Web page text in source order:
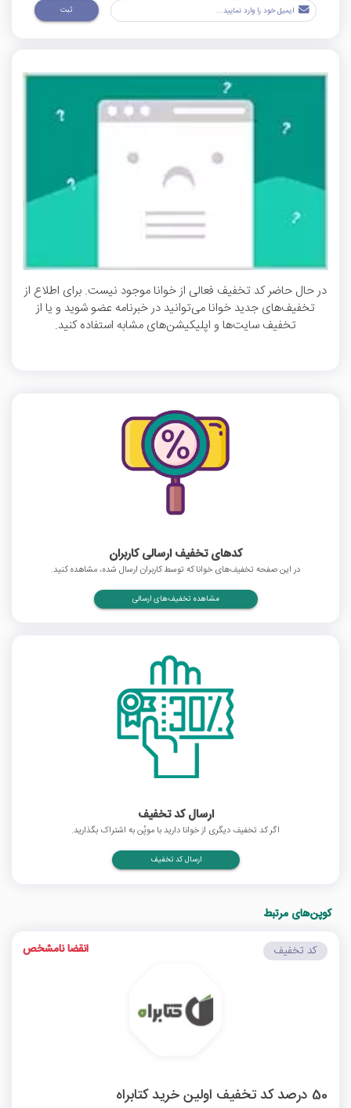
ثبت
در حال حاضر کد تخفیف فعالی از خوانا موجود نیست. برای اطلاع از
تخفیف‌های جدید خوانا می‌توانید در خبرنامه عضو شوید و یا از
تخفیف سایت‌ها و اپلیکیشن‌های مشابه استفاده کنید.
کدهای تخفیف ارسالی کاربران
در این صفحه تخفیف‌های خوانا که توسط کاربران ارسال شده، مشاهده کنید.
مشاهده تخفیف‌های ارسالی
ارسال کد تخفیف
اگر کد تخفیف دیگری از خوانا دارید با موپُن به اشتراک بگذارید.
ارسال کد تخفیف
کوپن‌های مرتبط
50 درصد کد تخفیف اولین خرید کتابراه
کد تخفیف انقضا نامشخص